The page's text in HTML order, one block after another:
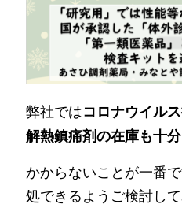
弊社ではコロナウイル
解熱鎮痛剤の在庫も十
かからないことが一番
処できるようご検討し